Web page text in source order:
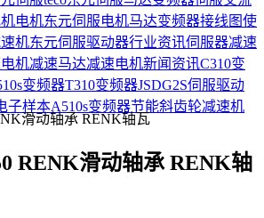
电机东元伺服电机马达变频器接线图使
机东元伺服驱动器行业资讯伺服器减速
机减速马达减速电机新闻资讯C310变
变频器T310变频器JSDG2S伺服驱动
子样本A510s变频器节能斜齿轮减速机
RENK滑动轴承 RENK轴